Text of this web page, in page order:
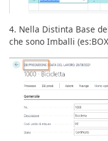
4. Nella Distinta Base
che sono Imballi